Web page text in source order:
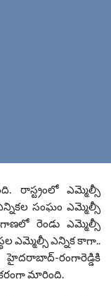
రాస్ట్రంలో ఎమ్మెల్సీ
సంఘం ఎమ్మెల్సీ
రెండు ఎమ్మెల్సీ
ఎమ్మెల్సీ ఎన్నిక కాగా..
రంగారెడ్డికి
మారింది.